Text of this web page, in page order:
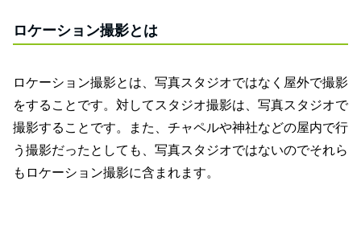
ロケーション撮影とは
ロケーション撮影とは、写真スタジオではなく屋外で撮影
をすることです。対してスタジオ撮影は、写真スタジオで
撮影することです。また、チャペルや神社などの屋内で行
う撮影だったとしても、写真スタジオではないのでそれら
もロケーション撮影に含まれます。